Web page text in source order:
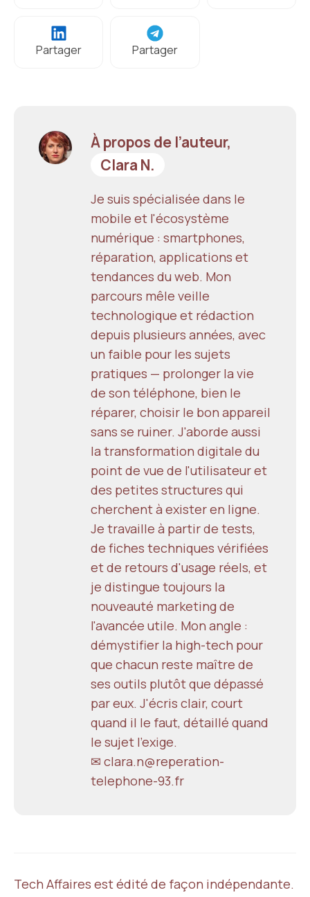
Partager Partager
À propos de l’auteur,
Clara N.
Je suis spécialisée dans le
mobile et l'écosystème
numérique : smartphones,
réparation, applications et
tendances du web. Mon
parcours mêle veille
technologique et rédaction
depuis plusieurs années, avec
un faible pour les sujets
pratiques — prolonger la vie
de son téléphone, bien le
réparer, choisir le bon appareil
sans se ruiner. J'aborde aussi
la transformation digitale du
point de vue de l'utilisateur et
des petites structures qui
cherchent à exister en ligne.
Je travaille à partir de tests,
de fiches techniques vérifiées
et de retours d'usage réels, et
je distingue toujours la
nouveauté marketing de
l'avancée utile. Mon angle :
démystifier la high-tech pour
que chacun reste maître de
ses outils plutôt que dépassé
par eux. J'écris clair, court
quand il le faut, détaillé quand
le sujet l'exige.
✉ clara.n@reperation-
telephone-93.fr
Tech Affaires est édité de façon indépendante.